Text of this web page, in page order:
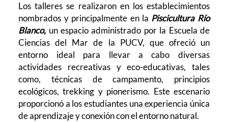
Los talleres se realizaron en los establecimientos
nombrados y principalmente en la Piscicultura Río
Blanco, un espacio administrado por la Escuela de
Ciencias del Mar de la PUCV, que ofreció un
entorno ideal para llevar a cabo diversas
actividades recreativas y eco-educativas, tales
como, técnicas de campamento, principios
ecológicos, trekking y pionerismo. Este escenario
proporcionó a los estudiantes una experiencia única
de aprendizaje y conexión con el entorno natural.